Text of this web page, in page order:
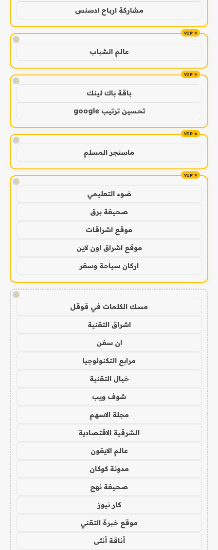
مشاركة ارباح ادسنس
!
عالم الشباب
!
باقة باك لينك
تحسين ترتيب google
!
ماسنجر المسلم
!
ضوء التعليمي
صحيفة برق
موقع اشراقات
موقع اشراق اون لاين
اركان سياحة وسفر
!
مسك الكلمات في قوقل
اشراق التقنية
ان سفن
مرابع التكنولوجيا
خيال التقنية
شوف ويب
مجلة الاسهم
الشرقية الاقتصادية
عالم الايفون
مدونة كوكان
صحيفة نهج
كار نيوز
موقع خبرة التقني
أناقة أنثى